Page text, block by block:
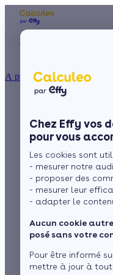
Chez Effy vos
pour vous
Les cookies sont
- mesurer notre
- proposer des
- mesurer leur
- adapter le
Aucun cookie
posé sans votre
Pour être informé
mettre à jour à tout
À propos
Ma
Le
La
Je suis
d’une
l'Anah
de le
?